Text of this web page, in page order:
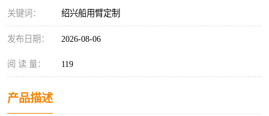
关键词： 绍兴船用臂定制
发布日期： 2026-08-06
阅 读 量： 119
产品描述